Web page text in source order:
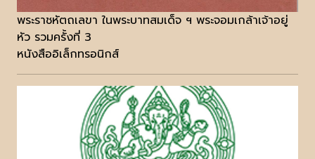
พระราชหัตถเลขา ในพระบาทสมเด็จ ฯ พระจอมเกล้าเจ้าอยู่
หัว รวมครั้งที่ 3
หนังสืออิเล็กทรอนิกส์